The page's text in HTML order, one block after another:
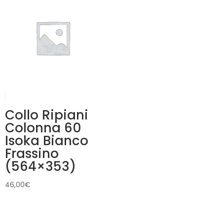
Collo Ripiani
Colonna 60
Isoka Bianco
Frassino
(564×353)
46,00€